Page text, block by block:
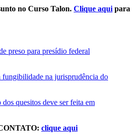
no Curso Talon. Clique aqui para
preso para presídio federal
na jurisprudência do
quesitos deve ser feita em
clique aqui